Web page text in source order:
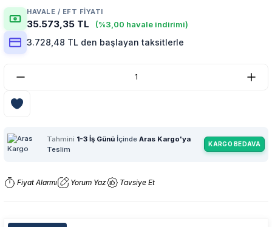
HAVALE / EFT FIYATI
35.573,35 TL (%3,00 havale indirimi)
3.728,48 TL den başlayan taksitlerle
Tahmini 1-3 İş Günü İçinde Aras Kargo'ya
Teslim
KARGO BEDAVA
Fiyat Alarmı Yorum Yaz Tavsiye Et